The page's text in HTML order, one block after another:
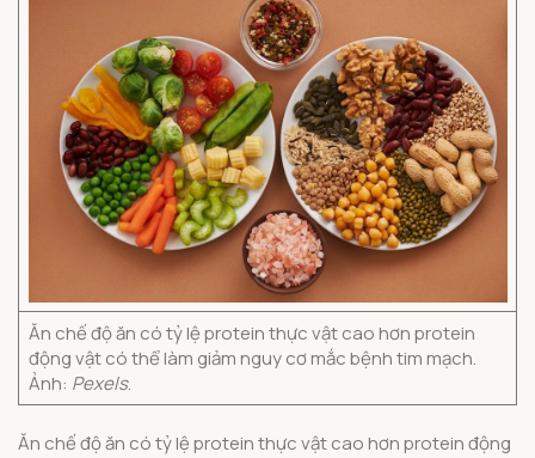
Ăn chế độ ăn có tỷ lệ protein thực vật cao hơn protein
động vật có thể làm giảm nguy cơ mắc bệnh tim mạch.
Ảnh: Pexels.
Ăn chế độ ăn có tỷ lệ protein thực vật cao hơn protein động